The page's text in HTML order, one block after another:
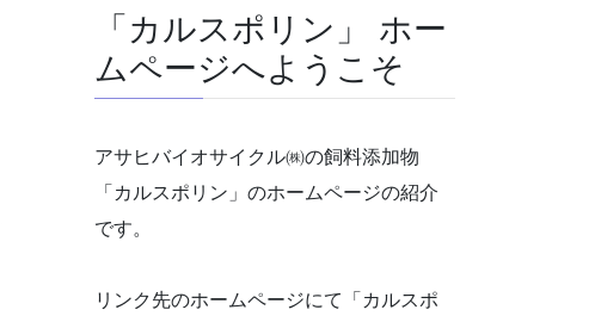
「カルスポリン」 ホー
ムページへようこそ
アサヒバイオサイクル㈱の飼料添加物
「カルスポリン」のホームページの紹介
です。
リンク先のホームページにて「カルスポ